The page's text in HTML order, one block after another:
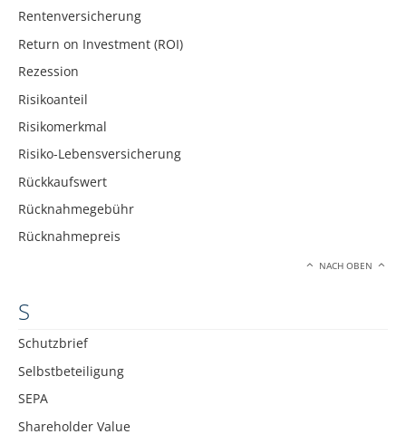
Rentenversicherung
Return on Investment (ROI)
Rezession
Risikoanteil
Risikomerkmal
Risiko-Lebensversicherung
Rückkaufswert
Rücknahmegebühr
Rücknahmepreis
NACH OBEN
S
Schutzbrief
Selbstbeteiligung
SEPA
Shareholder Value